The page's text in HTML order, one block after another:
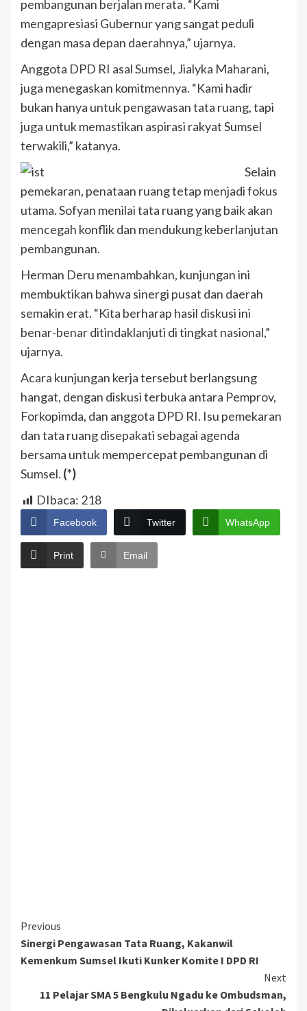
pembangunan berjalan merata. “Kami
mengapresiasi Gubernur yang sangat peduli
dengan masa depan daerahnya,” ujarnya.
Anggota DPD RI asal Sumsel, Jialyka Maharani,
juga menegaskan komitmennya. “Kami hadir
bukan hanya untuk pengawasan tata ruang, tapi
juga untuk memastikan aspirasi rakyat Sumsel
terwakili,” katanya.
Selain
pemekaran, penataan ruang tetap menjadi fokus
utama. Sofyan menilai tata ruang yang baik akan
mencegah konflik dan mendukung keberlanjutan
pembangunan.
Herman Deru menambahkan, kunjungan ini
membuktikan bahwa sinergi pusat dan daerah
semakin erat. “Kita berharap hasil diskusi ini
benar-benar ditindaklanjuti di tingkat nasional,”
ujarnya.
Acara kunjungan kerja tersebut berlangsung
hangat, dengan diskusi terbuka antara Pemprov,
Forkopimda, dan anggota DPD RI. Isu pemekaran
dan tata ruang disepakati sebagai agenda
bersama untuk mempercepat pembangunan di
Sumsel. (*)
DIbaca: 218
Facebook Twitter WhatsApp
Print Email
Continue
Reading
Previous
Sinergi Pengawasan Tata Ruang, Kakanwil
Kemenkum Sumsel Ikuti Kunker Komite I DPD RI
Next
11 Pelajar SMA 5 Bengkulu Ngadu ke Ombudsman,